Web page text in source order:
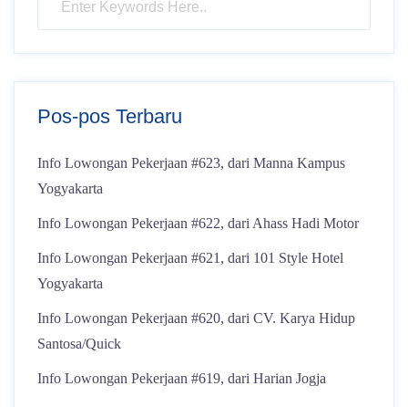
Pos-pos Terbaru
Info Lowongan Pekerjaan #623, dari Manna Kampus
Yogyakarta
Info Lowongan Pekerjaan #622, dari Ahass Hadi Motor
Info Lowongan Pekerjaan #621, dari 101 Style Hotel
Yogyakarta
Info Lowongan Pekerjaan #620, dari CV. Karya Hidup
Santosa/Quick
Info Lowongan Pekerjaan #619, dari Harian Jogja